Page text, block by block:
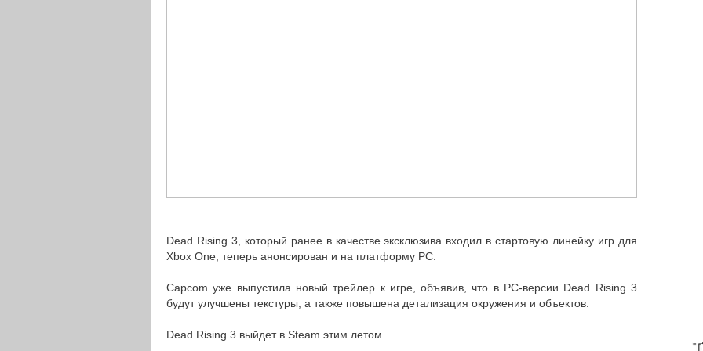
Dead Rising 3, который ранее в качестве эксклюзива входил в стартовую линейку игр для
Xbox One, теперь анонсирован и на платформу PC.
Capcom уже выпустила новый трейлер к игре, объявив, что в PC-версии Dead Rising 3
будут улучшены текстуры, а также повышена детализация окружения и объектов.
Dead Rising 3 выйдет в Steam этим летом.